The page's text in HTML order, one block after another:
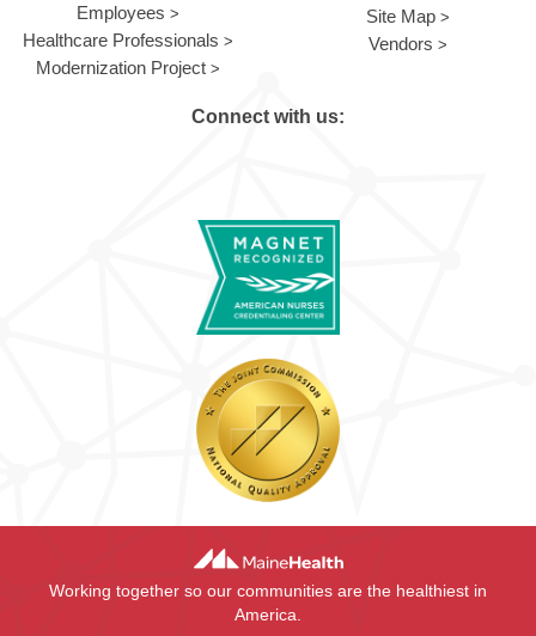
Employees
Healthcare Professionals
Modernization Project
Site Map
Vendors
Connect with us:
Working together so our communities are the healthiest in
America.